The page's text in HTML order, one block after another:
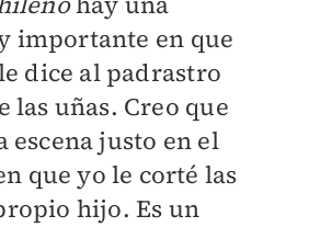
importante en que
dice al padrastro
las uñas. Creo que
escena justo en el
que yo le corté las
hijo. Es un